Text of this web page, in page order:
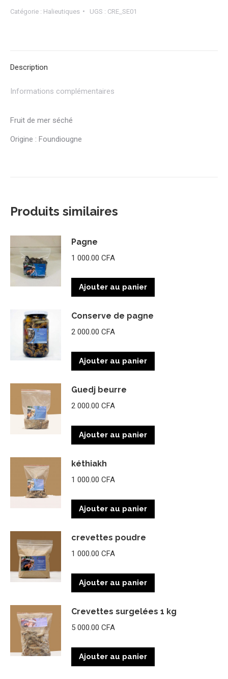
séchées
Catégorie : Halieutiques UGS : CRE_SE01
Description
Informations complémentaires
Fruit de mer séché
Origine : Foundiougne
Produits similaires
Pagne
1 000.00 CFA
Ajouter au panier
Conserve de pagne
2 000.00 CFA
Ajouter au panier
Guedj beurre
2 000.00 CFA
Ajouter au panier
kéthiakh
1 000.00 CFA
Ajouter au panier
crevettes poudre
1 000.00 CFA
Ajouter au panier
Crevettes surgelées 1 kg
5 000.00 CFA
Ajouter au panier